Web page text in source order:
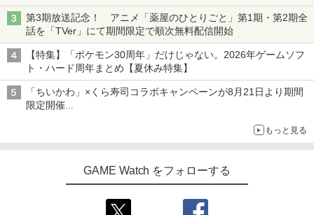
み特集2026】
第3期放送記念！ アニメ「薬屋のひとりごと」第1期・第2期全
話を「TVer」にて期間限定で順次無料配信開始
【特集】「ポケモン30周年」だけじゃない。2026年ゲームソフ
ト・ハード周年まとめ【夏休み特集】
「ちいかわ」×くら寿司コラボキャンペーンが8月21日より期間
限定開催
もっと見る
GAME Watch をフォローする